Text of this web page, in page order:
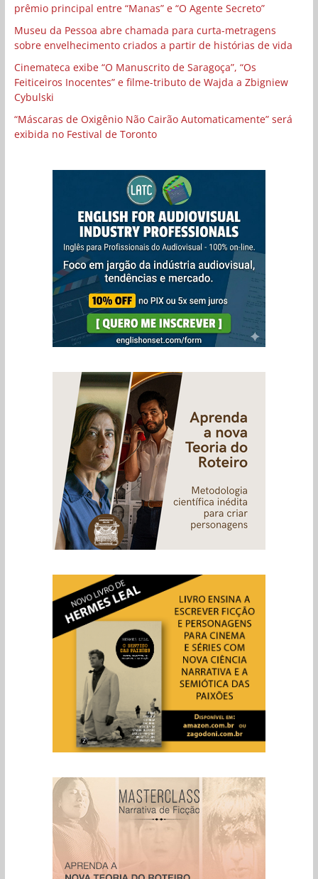
prêmio principal entre “Manas” e “O Agente Secreto”
Museu da Pessoa abre chamada para curta-metragens
sobre envelhecimento criados a partir de histórias de vida
Cinemateca exibe “O Manuscrito de Saragoça”, “Os
Feiticeiros Inocentes” e filme-tributo de Wajda a Zbigniew
Cybulski
“Máscaras de Oxigênio Não Cairão Automaticamente” será
exibida no Festival de Toronto